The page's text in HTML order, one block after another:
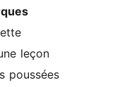
leçon
poussées